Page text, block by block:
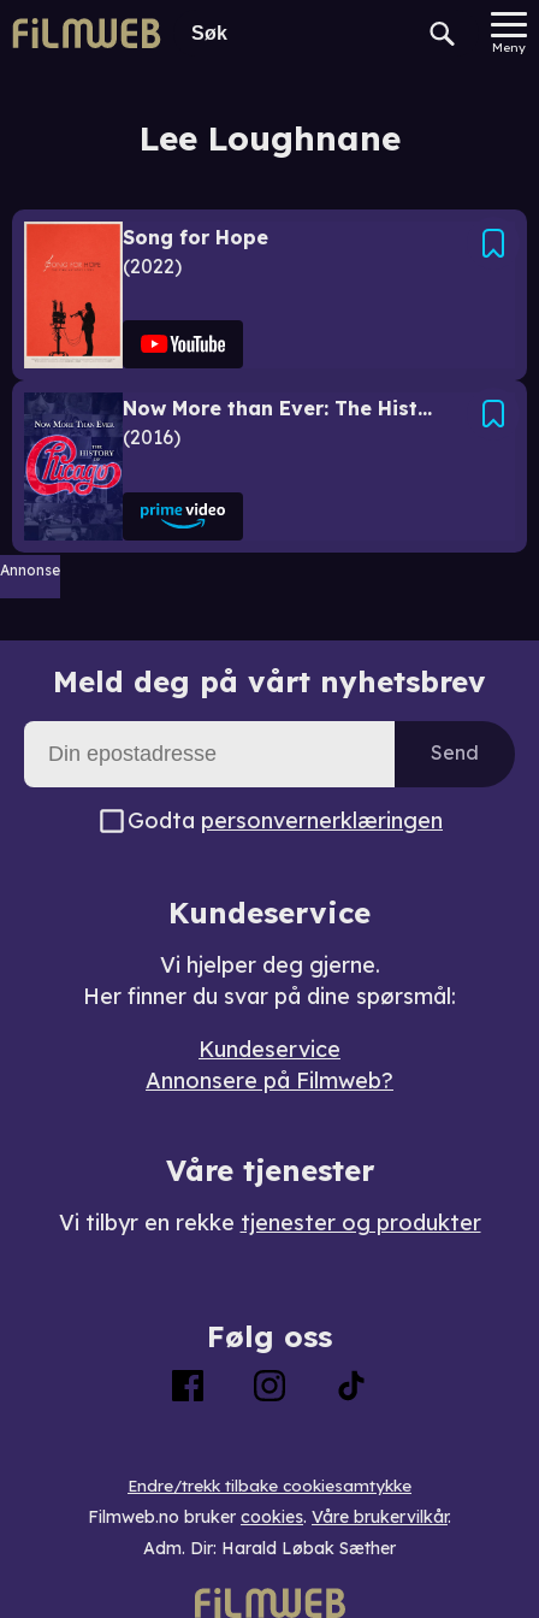
Meny
Lee Loughnane
Song for Hope
2022
Now More than Ever: The History of Chicago
2016
Annonse
Meld deg på vårt nyhetsbrev
Send
Godta personvernerklæringen
Kundeservice
Vi hjelper deg gjerne.
Her finner du svar på dine spørsmål:
Kundeservice
Annonsere på Filmweb?
Våre tjenester
Vi tilbyr en rekke tjenester og produkter
Følg oss
Endre/trekk tilbake cookiesamtykke
Filmweb.no bruker cookies. Våre brukervilkår.
Adm. Dir: Harald Løbak Sæther